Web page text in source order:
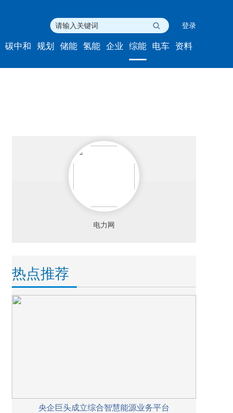
登录
碳中和 规划 储能 氢能 企业 综能 电车 资料
电力网
热点推荐
央企巨头成立综合智慧能源业务平台